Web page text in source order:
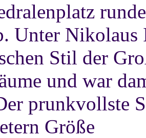
Unter
Stil der
und war
prunkvollste
Größe